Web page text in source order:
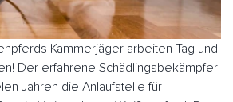
Kammerjäger arbeiten Tag und
Der erfahrene Schädlingsbekämpfer
Jahren die Anlaufstelle für